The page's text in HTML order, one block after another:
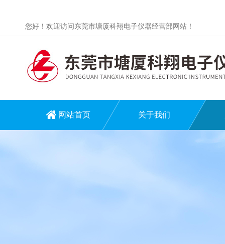
您好！欢迎访问东莞市塘厦科翔电子仪器经营部网站！
网站首页 关于我们